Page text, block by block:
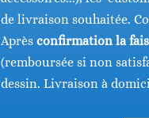
de livraison souhaitée.
Après confirmation la
(remboursée si non
dessin. Livraison à